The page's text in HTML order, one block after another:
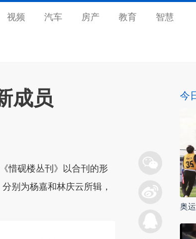
视频 汽车 房产 教育 智慧
成员
惜砚楼丛刊》以合刊的形
别为杨嘉和林庆云所辑，
今
奥